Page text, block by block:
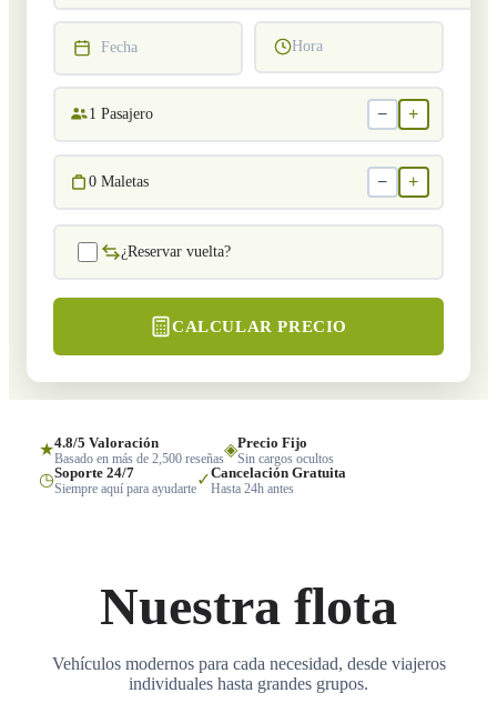
Fecha Hora
1 Pasajero − +
0 Maletas − +
¿Reservar vuelta?
CALCULAR PRECIO
★4.8/5 Valoración
Basado en más de 2,500 reseñas◈Precio Fijo
Sin cargos ocultos
◷Soporte 24/7
Siempre aquí para ayudarte✓Cancelación Gratuita
Hasta 24h antes
Nuestra flota
Vehículos modernos para cada necesidad, desde viajeros
individuales hasta grandes grupos.